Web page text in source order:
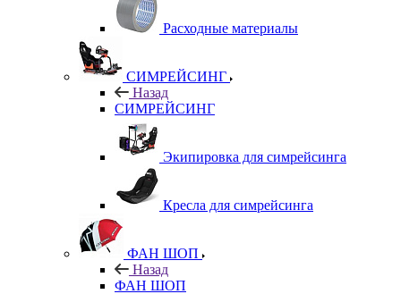
Расходные материалы
СИМРЕЙСИНГ
Назад
СИМРЕЙСИНГ
Экипировка для симрейсинга
Кресла для симрейсинга
ФАН ШОП
Назад
ФАН ШОП